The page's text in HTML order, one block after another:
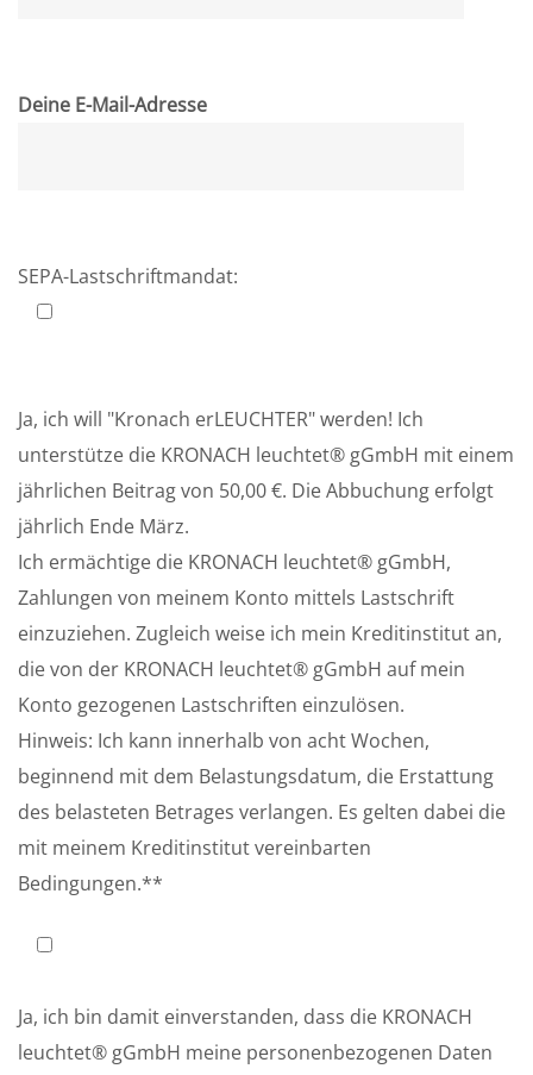
Deine E-Mail-Adresse
SEPA-Lastschriftmandat:
Ja, ich will "Kronach erLEUCHTER" werden! Ich
unterstütze die KRONACH leuchtet® gGmbH mit einem
jährlichen Beitrag von 50,00 €. Die Abbuchung erfolgt
jährlich Ende März.
Ich ermächtige die KRONACH leuchtet® gGmbH,
Zahlungen von meinem Konto mittels Lastschrift
einzuziehen. Zugleich weise ich mein Kreditinstitut an,
die von der KRONACH leuchtet® gGmbH auf mein
Konto gezogenen Lastschriften einzulösen.
Hinweis: Ich kann innerhalb von acht Wochen,
beginnend mit dem Belastungsdatum, die Erstattung
des belasteten Betrages verlangen. Es gelten dabei die
mit meinem Kreditinstitut vereinbarten
Bedingungen.**
Ja, ich bin damit einverstanden, dass die KRONACH
leuchtet® gGmbH meine personenbezogenen Daten